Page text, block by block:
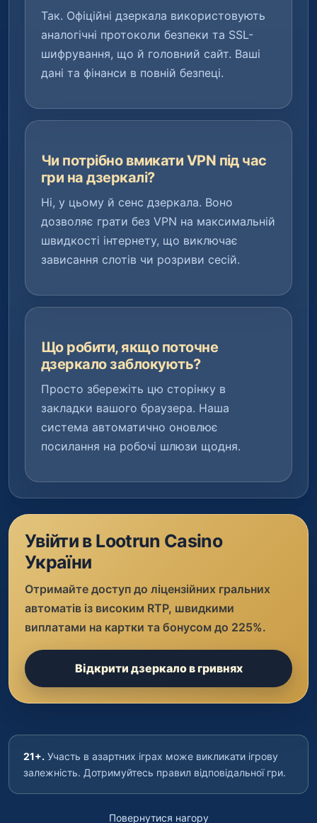
Так. Офіційні дзеркала використовують
аналогічні протоколи безпеки та SSL-
шифрування, що й головний сайт. Ваші
дані та фінанси в повній безпеці.
Чи потрібно вмикати VPN під час
гри на дзеркалі?
Ні, у цьому й сенс дзеркала. Воно
дозволяє грати без VPN на максимальній
швидкості інтернету, що виключає
зависання слотів чи розриви сесій.
Що робити, якщо поточне
дзеркало заблокують?
Просто збережіть цю сторінку в
закладки вашого браузера. Наша
система автоматично оновлює
посилання на робочі шлюзи щодня.
Увійти в Lootrun Casino
України
Отримайте доступ до ліцензійних гральних
автоматів із високим RTP, швидкими
виплатами на картки та бонусом до 225%.
Відкрити дзеркало в гривнях
21+. Участь в азартних іграх може викликати ігрову
залежність. Дотримуйтесь правил відповідальної гри.
Повернутися нагору